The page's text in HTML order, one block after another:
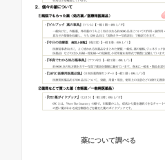
薬について調べる